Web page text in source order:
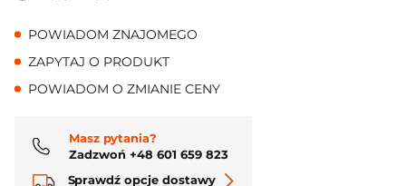
POWIADOM ZNAJOMEGO
ZAPYTAJ O PRODUKT
POWIADOM O ZMIANIE CENY
Masz pytania?
Zadzwoń +48 601 659 823
Sprawdź opcje dostawy